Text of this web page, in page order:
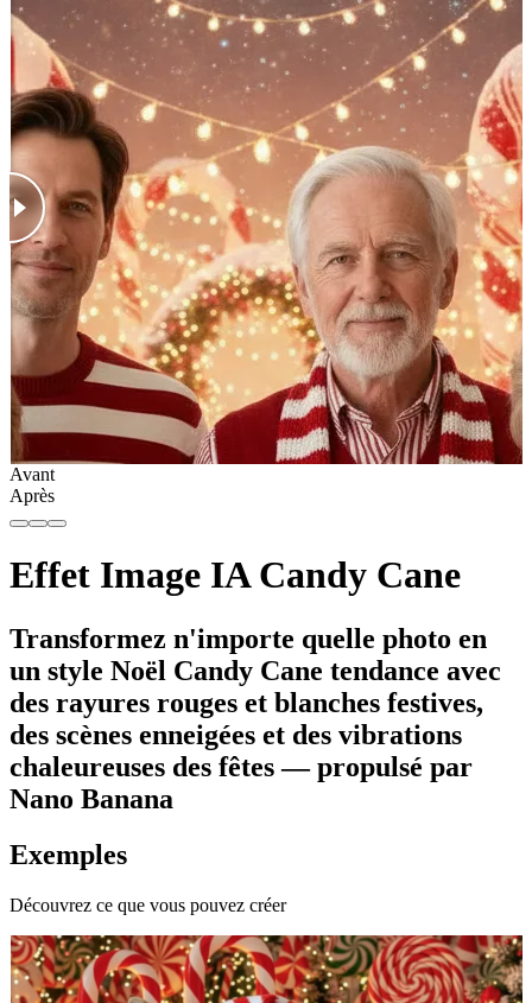
Avant
Après
Effet Image IA Candy Cane
Transformez n'importe quelle photo en
un style Noël Candy Cane tendance avec
des rayures rouges et blanches festives,
des scènes enneigées et des vibrations
chaleureuses des fêtes — propulsé par
Nano Banana
Exemples
Découvrez ce que vous pouvez créer